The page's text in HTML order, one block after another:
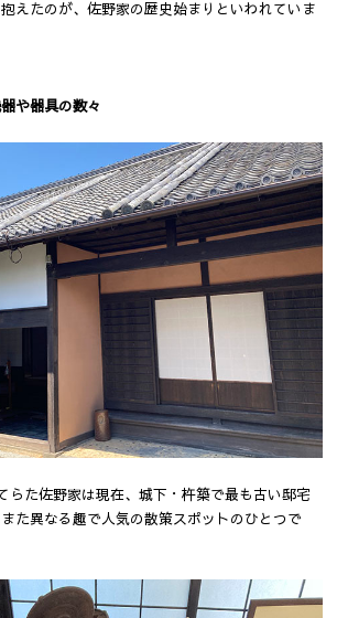
えたのが、佐野家の歴史始まりといわれていま
や器具の数々
らた佐野家は現在、城下・杵築で最も古い邸宅
た異なる趣で人気の散策スポットのひとつで